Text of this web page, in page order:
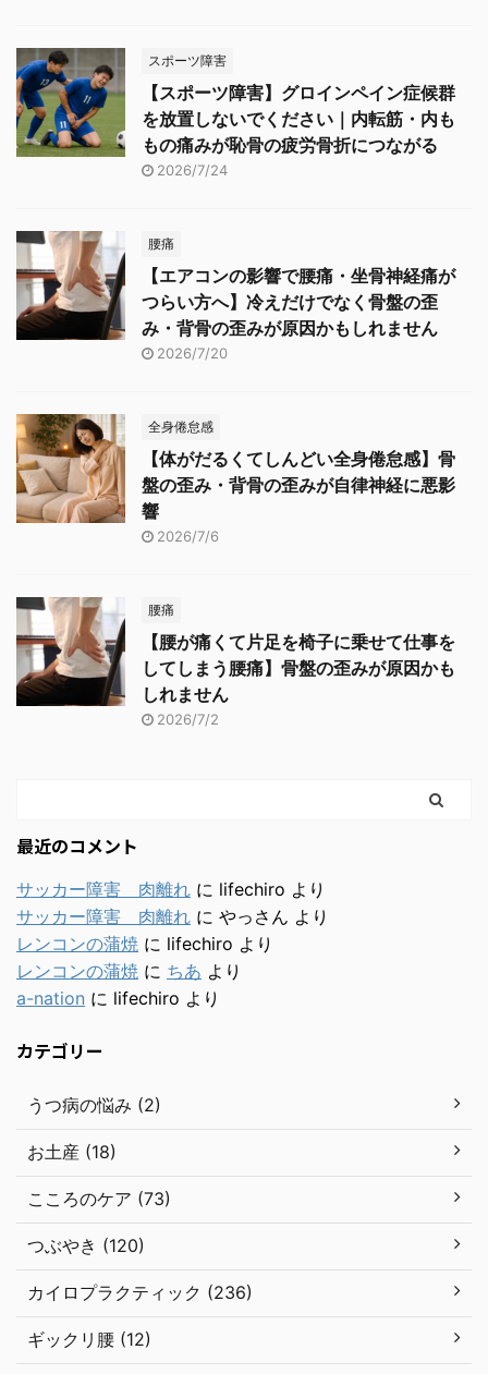
スポーツ障害
【スポーツ障害】グロインペイン症候群
を放置しないでください｜内転筋・内も
もの痛みが恥骨の疲労骨折につながる
2026/7/24
腰痛
【エアコンの影響で腰痛・坐骨神経痛が
つらい方へ】冷えだけでなく骨盤の歪
み・背骨の歪みが原因かもしれません
2026/7/20
全身倦怠感
【体がだるくてしんどい全身倦怠感】骨
盤の歪み・背骨の歪みが自律神経に悪影
響
2026/7/6
腰痛
【腰が痛くて片足を椅子に乗せて仕事を
してしまう腰痛】骨盤の歪みが原因かも
しれません
2026/7/2
最近のコメント
サッカー障害 肉離れ に lifechiro より
サッカー障害 肉離れ に やっさん より
レンコンの蒲焼 に lifechiro より
レンコンの蒲焼 に ちあ より
a-nation に lifechiro より
カテゴリー
うつ病の悩み (2)
お土産 (18)
こころのケア (73)
つぶやき (120)
カイロプラクティック (236)
ギックリ腰 (12)